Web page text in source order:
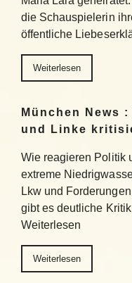
die Schauspielerin
öffentliche
Weiterlesen
München News
und Linke
Wie reagieren Politik
extreme
Lkw und
gibt es deutliche
Weiterlesen
Weiterlesen